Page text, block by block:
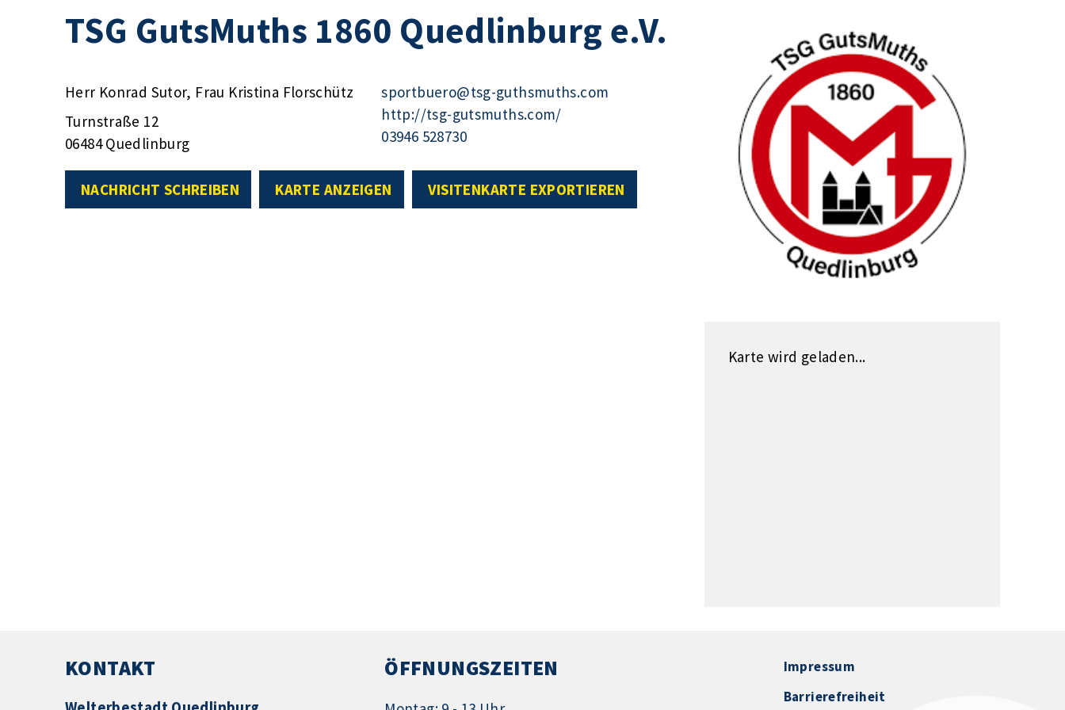
TSG GutsMuths 1860 Quedlinburg e.V.
Herr Konrad Sutor, Frau Kristina Florschütz
Turnstraße 12
06484 Quedlinburg
sportbuero@tsg-guthsmuths.com
http://tsg-gutsmuths.com/
03946 528730
NACHRICHT SCHREIBEN KARTE ANZEIGEN VISITENKARTE EXPORTIEREN
Karte wird geladen...
KONTAKT ÖFFNUNGSZEITEN
Impressum
Barrierefreiheit